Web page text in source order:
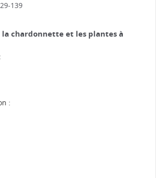
139
la chardonnette et les plantes à
: